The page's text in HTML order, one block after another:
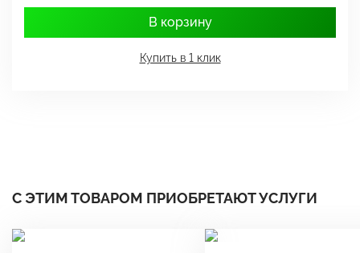
В корзину
Купить в 1 клик
С ЭТИМ ТОВАРОМ ПРИОБРЕТАЮТ УСЛУГИ